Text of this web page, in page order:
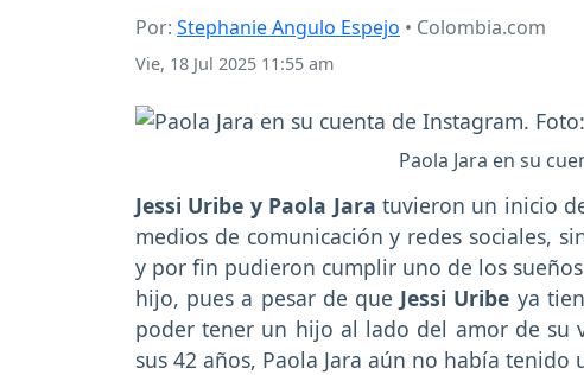
Por: Stephanie Angulo Espejo • Colombia.com
Vie, 18 Jul 2025 11:55 am
Paola Jara en su
Jessi Uribe y Paola Jara tuvieron un inicio
medios de comunicación y redes sociales,
y por fin pudieron cumplir uno de los
hijo, pues a pesar de que Jessi Uribe ya
poder tener un hijo al lado del amor de su
sus 42 años, Paola Jara aún no había